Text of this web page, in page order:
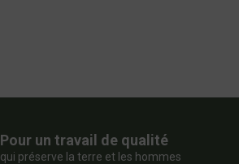
Pour un travail de qualité
qui préserve la terre et les hommes